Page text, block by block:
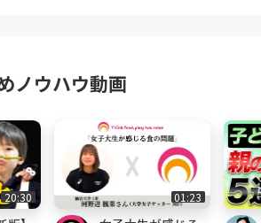
幼児教室に迷惑をかけない
見た目はふざけているよう
せんが、至って真面目に発
ていきたい想い
ノウハウ動画
20:30 01:23